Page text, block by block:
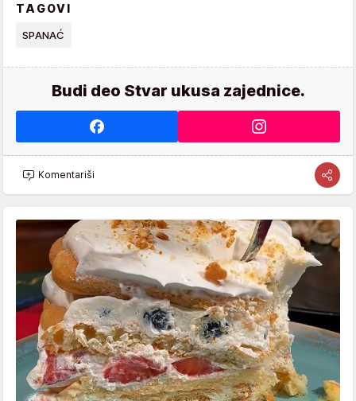
TAGOVI
SPANAĆ
Budi deo Stvar ukusa zajednice.
Komentariši